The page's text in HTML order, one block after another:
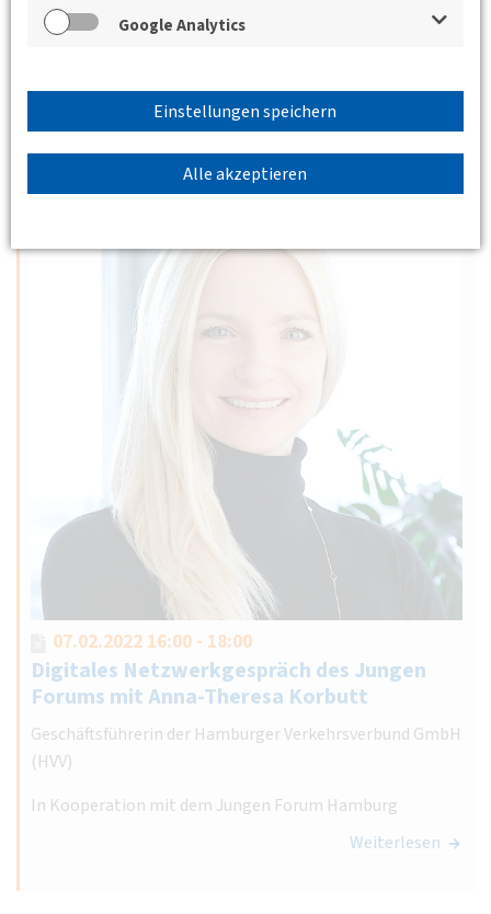
Google Analytics
Einstellungen speichern
Alle akzeptieren
Bundesministerium für Verkehr und digitale Infrastruktur
Weiterlesen
07.02.2022 16:00 - 18:00
Digitales Netzwerkgespräch des Jungen
Forums mit Anna-Theresa Korbutt
Geschäftsführerin der Hamburger Verkehrsverbund GmbH
(HVV)
In Kooperation mit dem Jungen Forum Hamburg
Weiterlesen